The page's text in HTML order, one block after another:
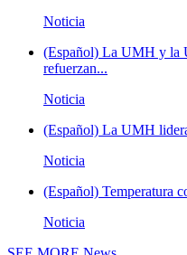
Noticia
(Español) La UMH y la
refuerzan...
Noticia
(Español) La UMH
Noticia
(Español) Temperatura
Noticia